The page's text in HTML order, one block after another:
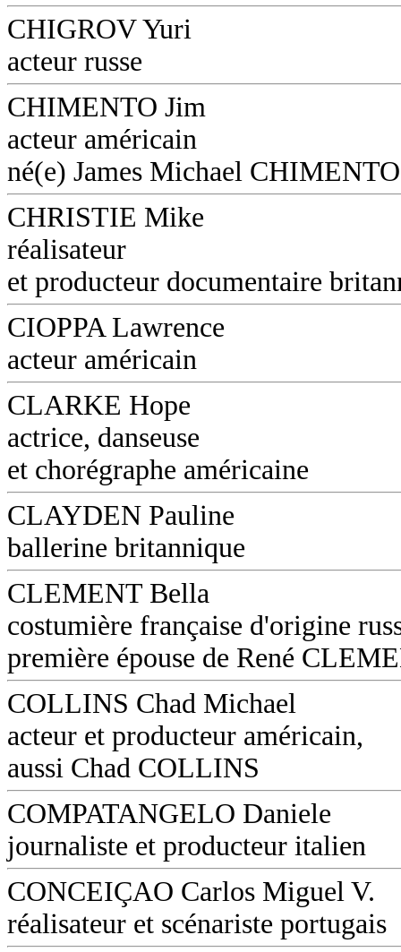
CHIGROV Yuri
acteur russe
CHIMENTO Jim
acteur américain
né(e) James Michael CHIMENTO
CHRISTIE Mike
réalisateur
et producteur documentaire
CIOPPA Lawrence
acteur américain
CLARKE Hope
actrice, danseuse
et chorégraphe américaine
CLAYDEN Pauline
ballerine britannique
CLEMENT Bella
costumière française d'origine
première épouse de René
COLLINS Chad Michael
acteur et producteur américain,
aussi Chad COLLINS
COMPATANGELO Daniele
journaliste et producteur italien
CONCEIÇAO Carlos Miguel V.
réalisateur et scénariste portugais